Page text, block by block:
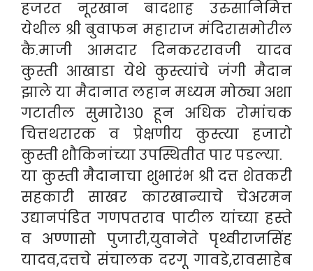
हजरत नूरखान बादशाह उरुसानिमित्त
येथील श्री बुवाफन महाराज मंदिरासमोरील
कै.माजी आमदार दिनकररावजी यादव
कुस्ती आखाडा येथे कुस्त्यांचे जंगी मैदान
झाले या मैदानात लहान मध्यम मोठ्या अशा
गटातील सुमारे१३० हून अधिक रोमांचक
चित्तथरारक व प्रेक्षणीय कुस्त्या हजारो
कुस्ती शौकिनांच्या उपस्थितीत पार पडल्या.
या कुस्ती मैदानाचा शुभारंभ श्री दत्त शेतकरी
सहकारी साखर कारखान्याचे चेअरमन
उद्यानपंडित गणपतराव पाटील यांच्या हस्ते
व अण्णासो पुजारी,युवानेते पृथ्वीराजसिंह
यादव,दत्तचे संचालक दरगू गावडे,रावसाहेब